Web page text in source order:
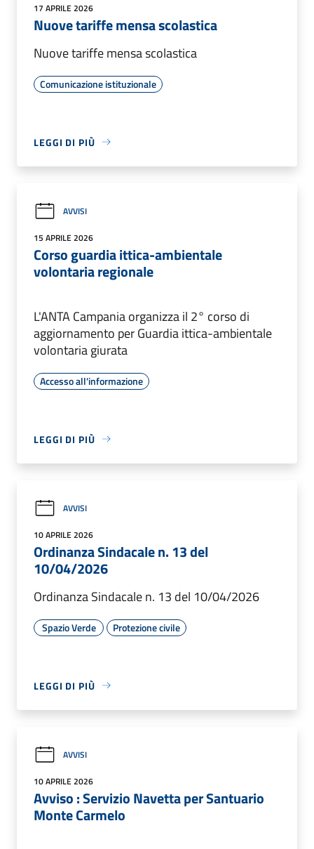
17 APRILE 2026
Nuove tariffe mensa scolastica
Nuove tariffe mensa scolastica
Comunicazione istituzionale
LEGGI DI PIÙ
AVVISI
15 APRILE 2026
Corso guardia ittica-ambientale
volontaria regionale
L'ANTA Campania organizza il 2° corso di
aggiornamento per Guardia ittica-ambientale
volontaria giurata
Accesso all'informazione
LEGGI DI PIÙ
AVVISI
10 APRILE 2026
Ordinanza Sindacale n. 13 del
10/04/2026
Ordinanza Sindacale n. 13 del 10/04/2026
Spazio Verde Protezione civile
LEGGI DI PIÙ
AVVISI
10 APRILE 2026
Avviso : Servizio Navetta per Santuario
Monte Carmelo